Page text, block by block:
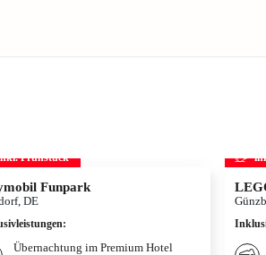
Frühstück
Funpark
DE
:
Übernachtung im Premium Hotel